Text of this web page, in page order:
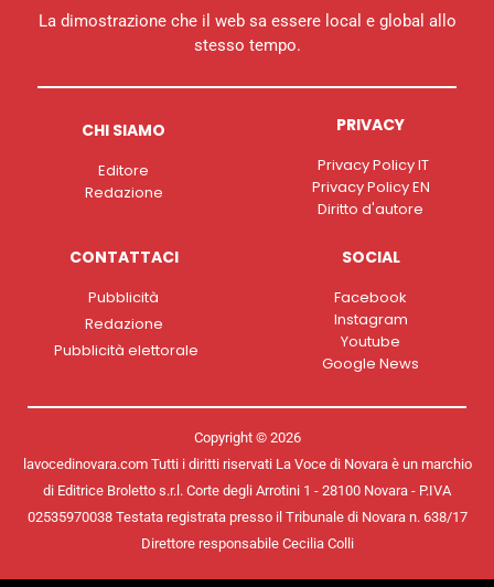
La dimostrazione che il web sa essere local e global allo
stesso tempo.
CHI SIAMO
Editore
Redazione
PRIVACY
Privacy Policy IT
Privacy Policy EN
Diritto d'autore
CONTATTACI
Pubblicità
Redazione
Pubblicità elettorale
SOCIAL
Facebook
Instagram
Youtube
Google News
Copyright © 2026
lavocedinovara.com Tutti i diritti riservati La Voce di Novara è un marchio
di Editrice Broletto s.r.l. Corte degli Arrotini 1 - 28100 Novara - P.IVA
02535970038 Testata registrata presso il Tribunale di Novara n. 638/17
Direttore responsabile Cecilia Colli